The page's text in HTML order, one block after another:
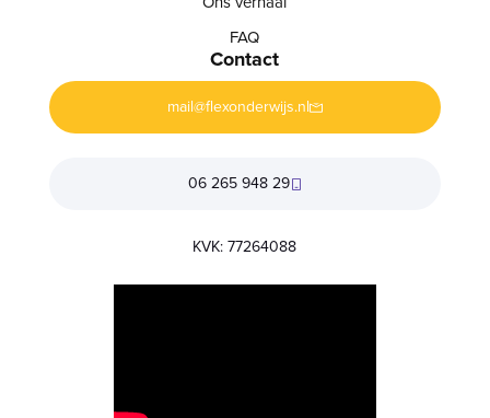
FAQ
Contact
mail@flexonderwijs.nl
06 265 948 29
KVK: 77264088